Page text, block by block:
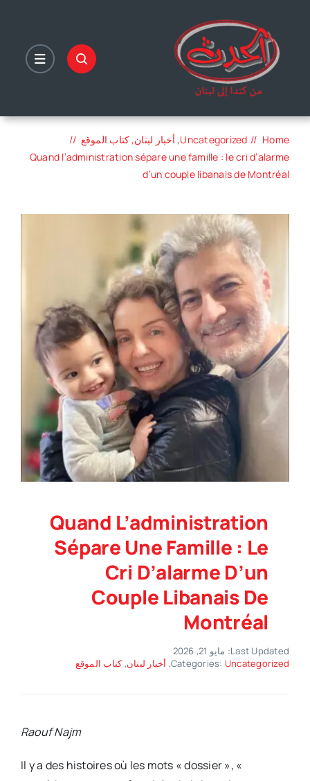
content
Home
Uncategorized أخبار لبنان كتاب الموقع
Quand l’administration sépare une famille : le cri d’alarme
d’un couple libanais de Montréal
Quand L’administration
Sépare Une Famille : Le
Cri D’alarme D’un
Couple Libanais De
Montréal
Last Updated: مايو 21, 2026
Categories: Uncategorized
, أخبار لبنان,كتاب الموقع
Raouf Najm
Il y a des histoires où les mots « dossier », «